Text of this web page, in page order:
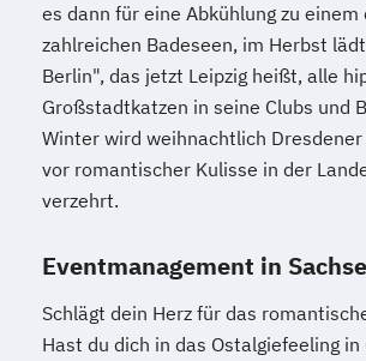
es dann für eine Abkühlung zu einem
zahlreichen Badeseen, im Herbst
Berlin", das jetzt Leipzig heißt, alle
Großstadtkatzen in seine Clubs und
Winter wird weihnachtlich
vor romantischer Kulisse in der
verzehrt.
Eventmanagement in
Schlägt dein Herz für das
Hast du dich in das Ostalgiefeeling in